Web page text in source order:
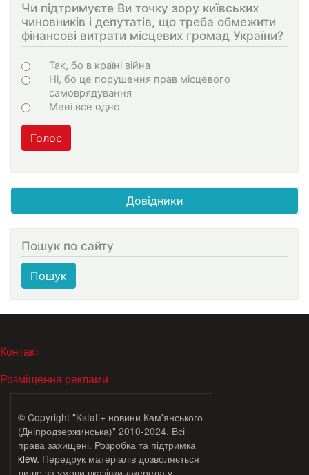
Чи підтримуєте Ви точку зору київських
чиновників і депутатів, що треба обмежити
фінансові витрати місцевих громад України?
Варіанти
Так, бо в країні війна
Ні, бо це порушення прав місцевого
самоврядування
Мені все одно
Голос
Довідники
Пошук по сайту
Пошук
МЕНЮ В ПОДВАЛЕ
Контакт
Розміщення реклами
© Copyright "Kstati+ новини Кам'янського
(Дніпродзержинська)" 2010-2024. Всі
права захищені. Розробка та підтримка
klew. Передрук матеріалів дозволяється